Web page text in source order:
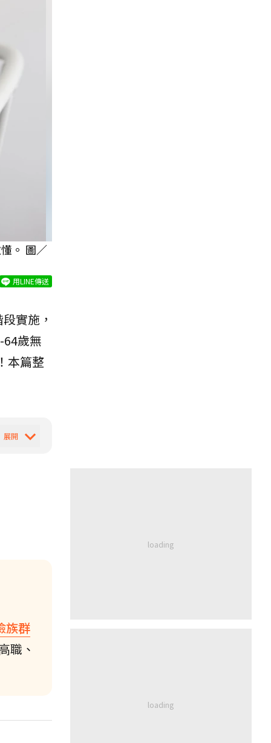
。 圖／
用LINE傳送
實施，
歲無
本篇整
族群
職、